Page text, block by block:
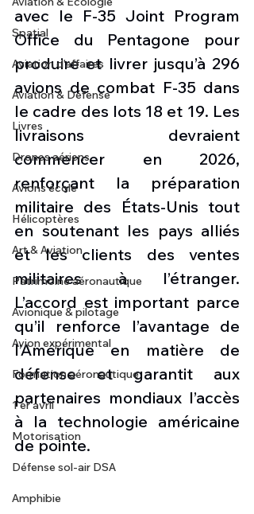
Spatial
Aviation d'affaires
Aviation & Défense
Livres
Drones aériens
Avions école
Hélicoptères
Art & Aviation
Patrimoine aéronautique
Avionique & pilotage
Avion expérimental
Formation aéronautique
1 er avril
Motorisation
Défense sol-air DSA
Amphibie
avec le F-35 Joint Program
Office du Pentagone pour
produire et livrer jusqu’à 296
avions de combat F-35 dans
le cadre des lots 18 et 19. Les
livraisons devraient
commencer en 2026,
renforçant la préparation
militaire des États-Unis tout
en soutenant les pays alliés
et les clients des ventes
militaires à l’étranger.
L’accord est important parce
qu’il renforce l’avantage de
l’Amérique en matière de
défense et garantit aux
partenaires mondiaux l’accès
à la technologie américaine
de pointe.